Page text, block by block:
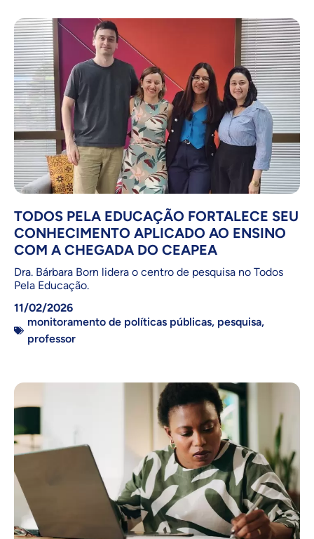
TODOS PELA EDUCAÇÃO FORTALECE SEU
CONHECIMENTO APLICADO AO ENSINO
COM A CHEGADA DO CEAPEA
Dra. Bárbara Born lidera o centro de pesquisa no Todos
Pela Educação.
11/02/2026
monitoramento de políticas públicas, pesquisa,
professor